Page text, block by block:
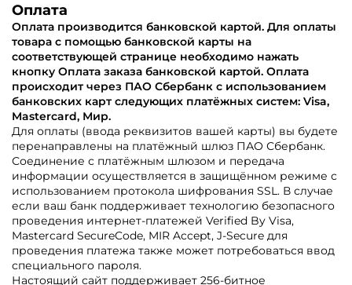
Оплата
Оплата производится банковской картой. Для оплаты
товара с помощью банковской карты на
соответствующей странице необходимо нажать
кнопку Оплата заказа банковской картой. Оплата
происходит через ПАО Сбербанк с использованием
банковских карт следующих платёжных систем: Visa,
Mastercard, Мир.
Для оплаты (ввода реквизитов вашей карты) вы будете
перенаправлены на платёжный шлюз ПАО Сбербанк.
Соединение с платёжным шлюзом и передача
информации осуществляется в защищённом режиме с
использованием протокола шифрования SSL. В случае
если ваш банк поддерживает технологию безопасного
проведения интернет-платежей Verified By Visa,
Mastercard SecureCode, MIR Accept, J-Secure для
проведения платежа также может потребоваться ввод
специального пароля.
Настоящий сайт поддерживает 256-битное